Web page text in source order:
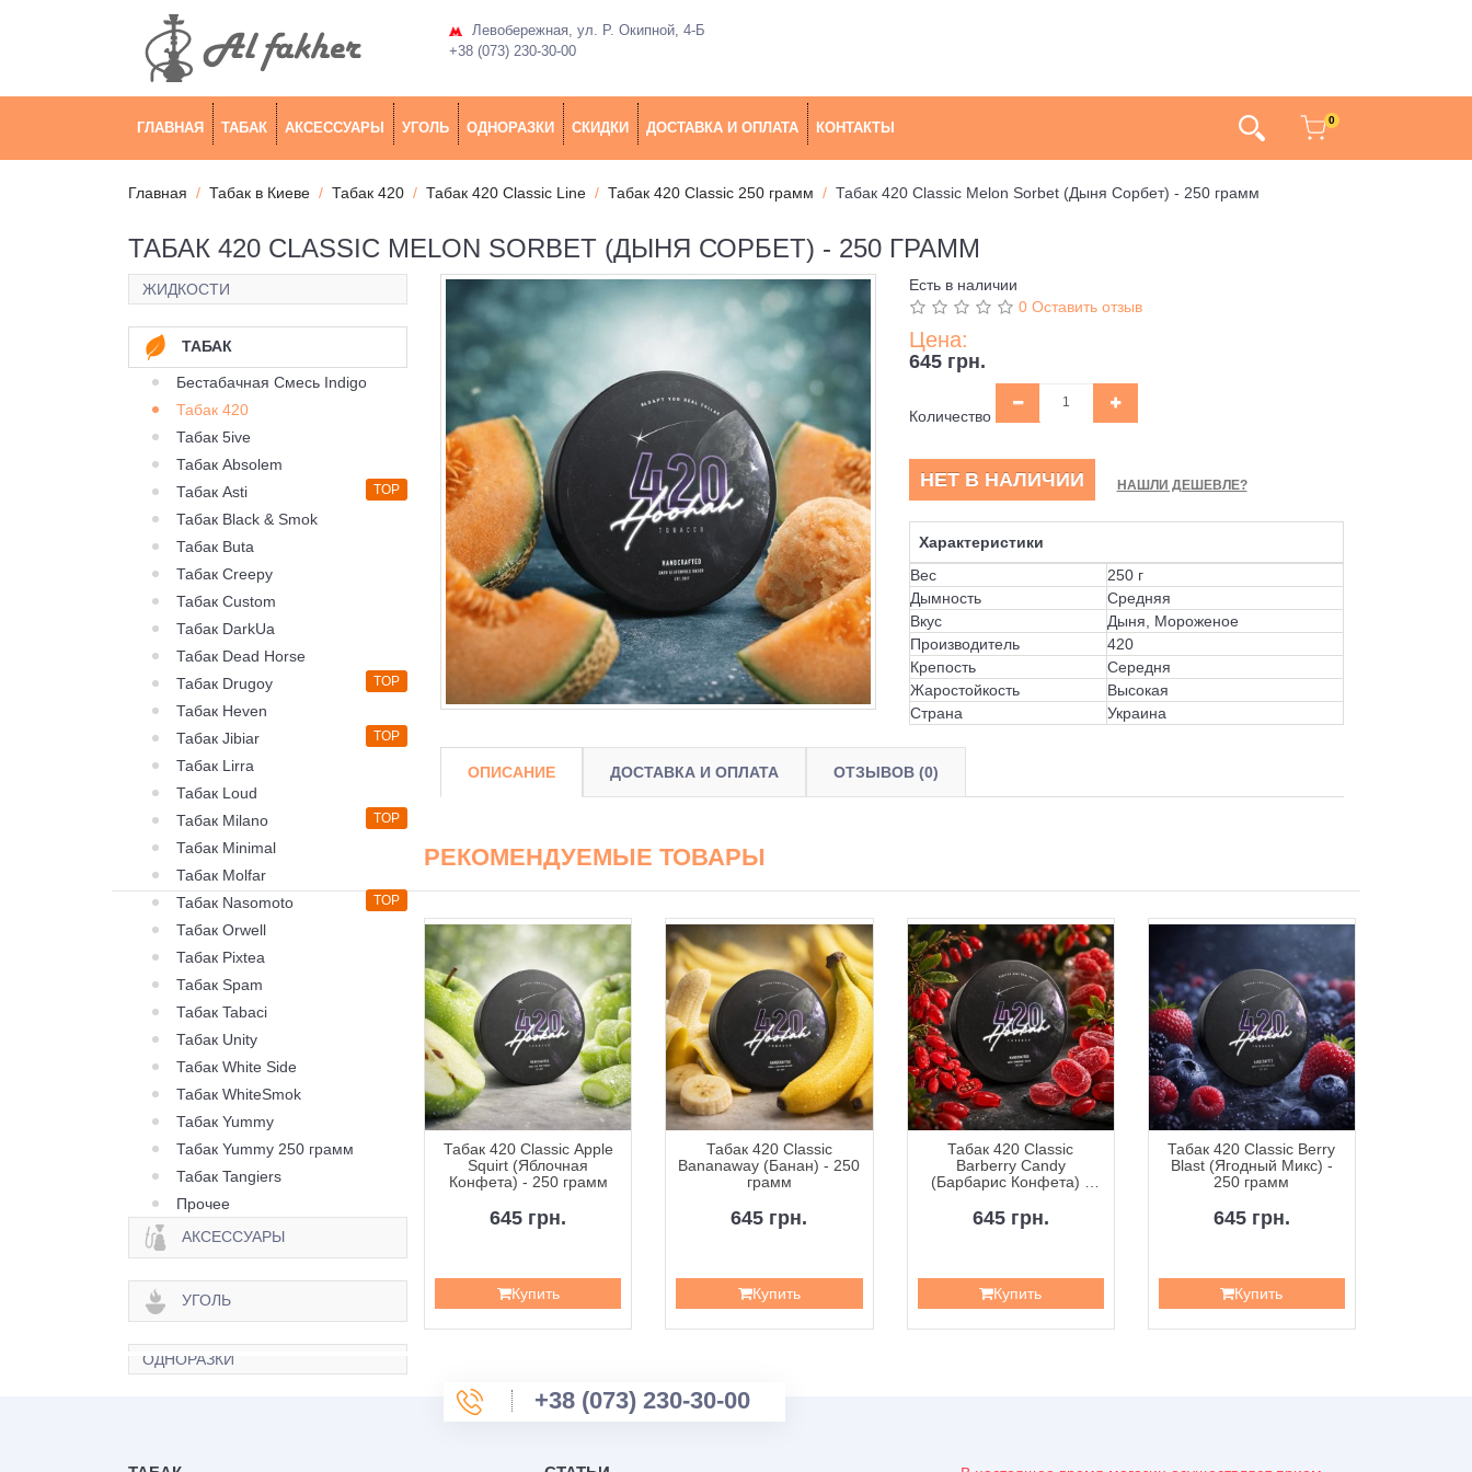
Левобережная, ул. Р. Окипной, 4-Б
+38 (073) 230-30-00
ГЛАВНАЯ ТАБАК АКСЕССУАРЫ УГОЛЬ ОДНОРАЗКИ СКИДКИ ДОСТАВКА И ОПЛАТА КОНТАКТЫ 0
Главная Табак в Киеве Табак 420 Табак 420 Classic Line Табак 420 Classic 250 грамм Табак 420 Classic Melon Sorbet (Дыня Сорбет) - 250 грамм
ТАБАК 420 CLASSIC MELON SORBET (ДЫНЯ СОРБЕТ) - 250 ГРАММ
ЖИДКОСТИ
ТАБАК
Бестабачная Смесь Indigo
Табак 420
Табак 5ive
Табак Absolem
Табак Asti
TOP
Табак Black & Smok
Табак Buta
Табак Creepy
Табак Custom
Табак DarkUa
Табак Dead Horse
Табак Drugoy
TOP
Табак Heven
Табак Jibiar
TOP
Табак Lirra
Табак Loud
Табак Milano
TOP
Табак Minimal
Табак Molfar
Табак Nasomoto
TOP
Табак Orwell
Табак Pixtea
Табак Spam
Табак Tabaci
Табак Unity
Табак White Side
Табак WhiteSmok
Табак Yummy
Табак Yummy 250 грамм
Табак Tangiers
Прочее
АКСЕССУАРЫ
УГОЛЬ
ОДНОРАЗКИ
Есть в наличии
0 Оставить отзыв
Цена:
645 грн.
Количество
НЕТ В НАЛИЧИИ НАШЛИ ДЕШЕВЛЕ?
Характеристики
Вес
250 г
Дымность
Средняя
Вкус
Дыня, Мороженое
Производитель
420
Крепость
Середня
Жаростойкость
Высокая
Страна
Украина
ОПИСАНИЕ ДОСТАВКА И ОПЛАТА ОТЗЫВОВ (0)
РЕКОМЕНДУЕМЫЕ ТОВАРЫ
Табак 420 Classic Frost
Зен) - 250 грамм
645 грн.
Табак 420 Classic Apple
Squirt (Яблочная
Конфета) - 250 грамм
645 грн.
Купить
Табак 420 Classic
Bananaway (Банан) - 250
грамм
645 грн.
Купить
Табак 420 Classic
Barberry Candy
(Барбарис Конфета) -
645 грн.
Купить
Табак 420 Classic Berry
Blast (Ягодный Микс) -
250 грамм
645 грн.
Купить
+38 (073) 230-30-00